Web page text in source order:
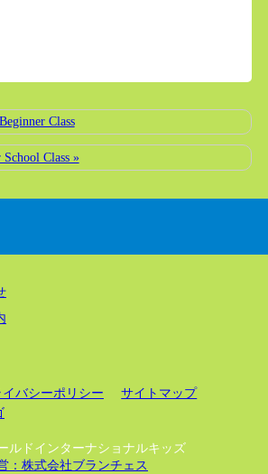
Class
Class »
イバシーポリシー サイトマップ
ルドインターナショナルキッズ
：株式会社ブランチェス